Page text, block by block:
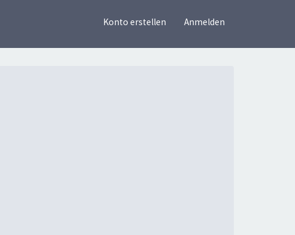
Konto erstellen Anmelden